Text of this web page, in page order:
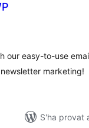
our easy-to-use
marketing!
S'ha provat